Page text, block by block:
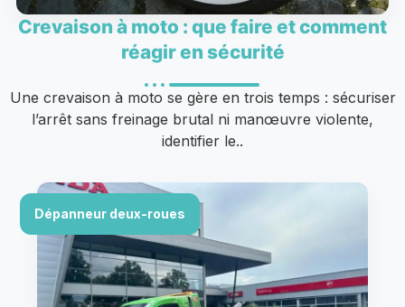
Crevaison à moto : que faire et comment
réagir en sécurité
Une crevaison à moto se gère en trois temps : sécuriser
l’arrêt sans freinage brutal ni manœuvre violente,
identifier le..
Dépanneur deux-roues